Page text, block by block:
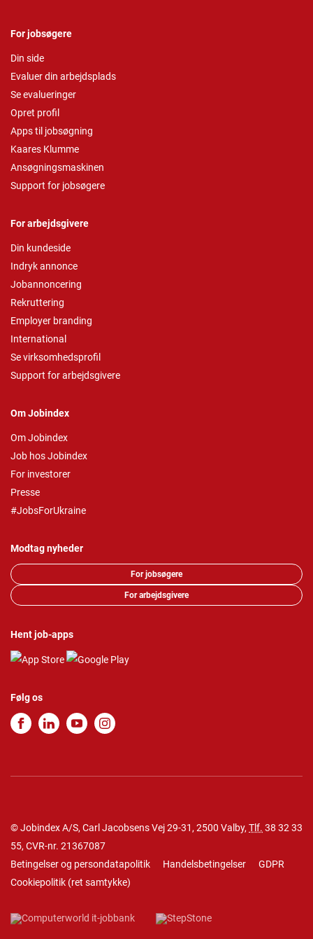
For jobsøgere
Din side
Evaluer din arbejdsplads
Se evalueringer
Opret profil
Apps til jobsøgning
Kaares Klumme
Ansøgningsmaskinen
Support for jobsøgere
For arbejdsgivere
Din kundeside
Indryk annonce
Jobannoncering
Rekruttering
Employer branding
International
Se virksomhedsprofil
Support for arbejdsgivere
Om Jobindex
Om Jobindex
Job hos Jobindex
For investorer
Presse
#JobsForUkraine
Modtag nyheder
For jobsøgere
For arbejdsgivere
Hent job-apps
Følg os
© Jobindex A/S, Carl Jacobsens Vej 29-31, 2500 Valby, Tlf. 38 32 33
55, CVR-nr. 21367087
Betingelser og persondatapolitik
Handelsbetingelser
GDPR
Cookiepolitik (ret samtykke)